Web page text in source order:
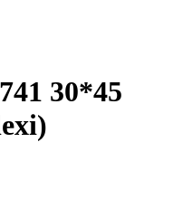
30*45